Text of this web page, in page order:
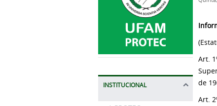
INSTITUCIONAL
Art.
de
Art.